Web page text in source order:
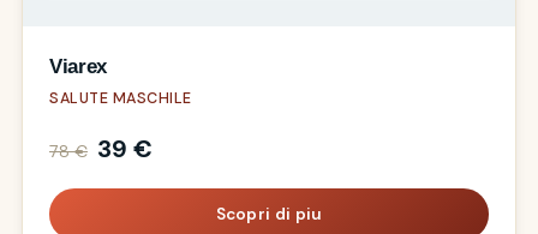
Viarex
SALUTE MASCHILE
78 € 39 €
Scopri di piu